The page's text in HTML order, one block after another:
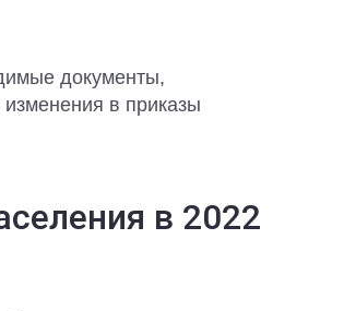
документы,
в приказы
в 2022